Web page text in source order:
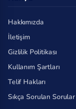
Hakkımızda
İletişim
Gizlilik Politikası
Kullanım Şartları
Telif Hakları
Sıkça Sorulan Sorular